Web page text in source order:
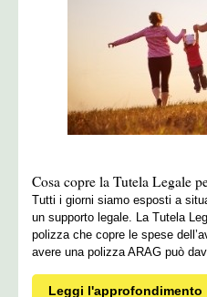
Cosa copre la Tutela Legale
Tutti i giorni siamo esposti a
un supporto legale. La Tutela
polizza che copre le spese
avere una polizza ARAG può
Leggi l'approfondimento